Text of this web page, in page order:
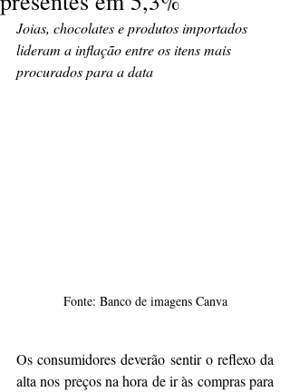
Joias, chocolates e produtos importados
lideram a inflação entre os itens mais
procurados para a data
Fonte: Banco de imagens Canva
Os consumidores deverão sentir o reflexo da
alta nos preços na hora de ir às compras para